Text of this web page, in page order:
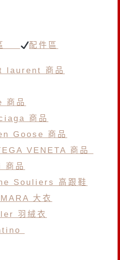
區 配件區
laurent 商品
商品
商品
Goose 商品
VENETA 商品
商品
Souliers 高跟鞋
大衣
羽絨衣